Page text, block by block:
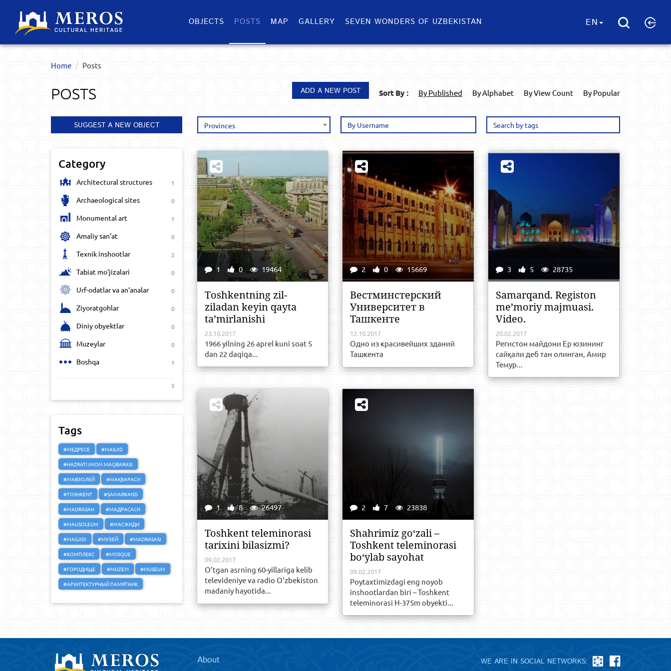
OBJECTS POSTS MAP GALLERY SEVEN WONDERS OF UZBEKISTAN EN
Home Posts
POSTS ADD A NEW POST Sort By : By Published By Alphabet By View Count By Popular
SUGGEST A NEW OBJECT
Category
Architectural structures 1
Archaeological sites 0
Monumental art 1
Amaliy san‘at 0
Texnik inshootlar 2
Tabiat mo‘jizalari 0
Urf-odatlar va an‘analar 0
Ziyoratgohlar 0
Diniy obyektlar 0
Muzeylar 0
Boshqa 1
5
Tags
#МЕДРЕСЕ
#MASJID
#HAZRATI IMOM MAQBARASI
#МАВЗОЛЕЙ
#МАҚБАРАСИ
#TOSHKENT
#SAMARKAND
#MADRASAH
#МАДРАСАСИ
#MAUSOLEUM
#МАСЖИДИ
#MASJIDI
#МУЗЕЙ
#MADRASASI
#КОМПЛЕКС
#MOSQUE
#ГОРОДИЩЕ
#MUZEYI
#MUSEUM
#АРХИТЕКТУРНЫЙ ПАМЯТНИК
Provinces
1 0 19464
Tоshkеntning zil-
zilаdаn kеyin qаytа
tа’mirlаnishi
23.10.2017
1966 yilning 26 аprеl kuni sоаt 5
dаn 22 dаqiqа...
2 0 15669
Вестминстерский
Университет в
Ташкенте
12.10.2017
Одно из красивейших зданий
Ташкента
3 5 28735
Samarqand. Registon
me’moriy majmuasi.
Video.
20.02.2017
Регистон майдони Ер юзининг
сайқали деб тан олинган, Амир
Темур...
1 8 26497
Toshkent teleminorasi
tarixini bilasizmi?
09.02.2017
O‘tgan asrning 60-yillariga kelib
televideniye va radio O‘zbekiston
madaniy hayotida...
2 7 23838
Shahrimiz go‘zali –
Toshkent teleminorasi
bo‘ylab sayohat
09.02.2017
Poytaxtimizdagi eng noyob
inshootlardan biri – Toshkent
teleminorasi H-375m obyekti...
About
WE ARE IN SOCIAL NETWORKS: